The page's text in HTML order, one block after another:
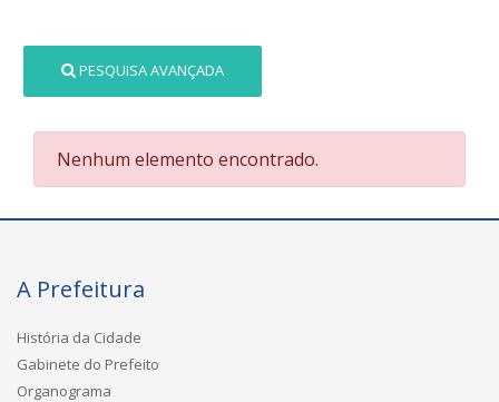
PESQUISA AVANÇADA
Nenhum elemento encontrado.
A Prefeitura
História da Cidade
Gabinete do Prefeito
Organograma